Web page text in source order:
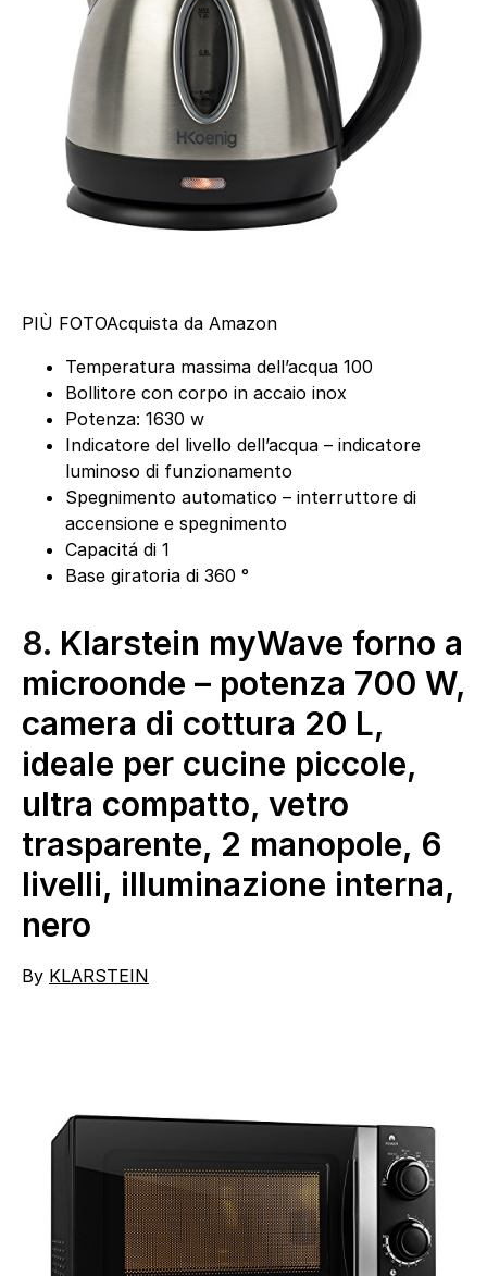
PIÙ FOTOAcquista da Amazon
Temperatura massima dell’acqua 100
Bollitore con corpo in accaio inox
Potenza: 1630 w
Indicatore del livello dell’acqua – indicatore
luminoso di funzionamento
Spegnimento automatico – interruttore di
accensione e spegnimento
Capacitá di 1
Base giratoria di 360 °
8. Klarstein myWave forno a
microonde – potenza 700 W,
camera di cottura 20 L,
ideale per cucine piccole,
ultra compatto, vetro
trasparente, 2 manopole, 6
livelli, illuminazione interna,
nero
By KLARSTEIN